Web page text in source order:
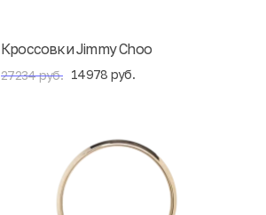
Кроссовки Jimmy Choo
27234 руб. 14978 руб.